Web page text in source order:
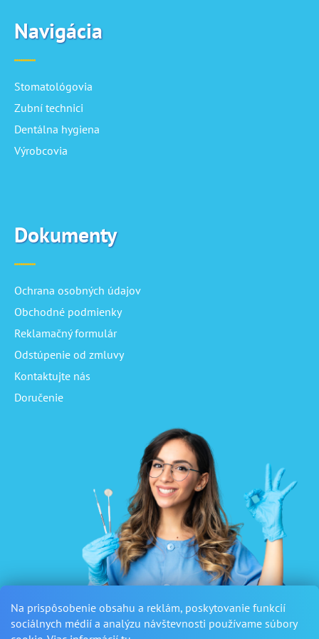
Na prispôsobenie obsahu a reklám, poskytovanie funkcií
sociálnych médií a analýzu návštevnosti používame súbory
Navigácia
Stomatológovia
Zubní technici
Dentálna hygiena
Výrobcovia
Dokumenty
Ochrana osobných údajov
Obchodné podmienky
Reklamačný formulár
Odstúpenie od zmluvy
Kontaktujte nás
Doručenie